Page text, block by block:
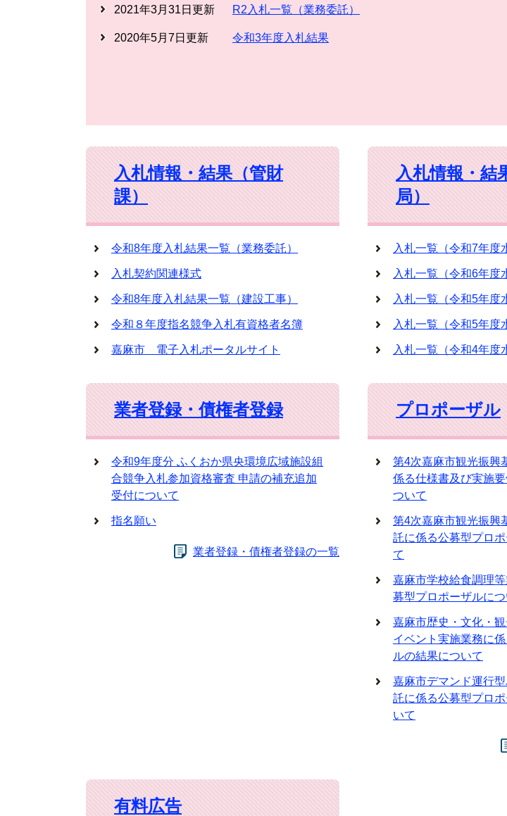
2021年3月31日更新 R2入札一覧（業務委託）
2020年5月7日更新 令和3年度入札結果
入札情報・結果（管財
課）
令和8年度入札結果一覧（業務委託）
入札契約関連様式
令和8年度入札結果一覧（建設工事）
令和８年度指名競争入札有資格者名簿
嘉麻市 電子入札ポータルサイト
入札情報・結
局）
入札一覧（令和7年度
入札一覧（令和6年度
入札一覧（令和5年度
入札一覧（令和5年度
入札一覧（令和4年度
業者登録・債権者登録
令和9年度分 ふくおか県央環境広域施設組
合競争入札参加資格審査 申請の補充追加
受付について
指名願い
業者登録・債権者登録の一覧
プロポーザル
第4次嘉麻市観光振興
係る仕様書及び実施
ついて
第4次嘉麻市観光振興
託に係る公募型プロ
て
嘉麻市学校給食調理
募型プロポーザルにつ
嘉麻市歴史・文化・
イベント実施業務に
ルの結果について
嘉麻市デマンド運行
託に係る公募型プロ
いて
有料広告